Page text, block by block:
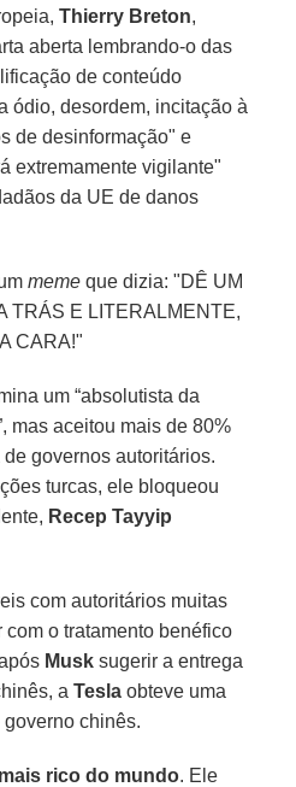
Thierry Breton,
aberta lembrando-o das
de conteúdo
ódio, desordem, incitação à
de desinformação" e
extremamente vigilante"
da UE de danos
meme que dizia: "DÊ UM
TRÁS E LITERALMENTE,
CARA!"
um “absolutista da
mas aceitou mais de 80%
governos autoritários.
turcas, ele bloqueou
Recep Tayyip
​​com autoritários muitas
o tratamento benéfico
Musk sugerir a entrega
aTesla obteve uma
chinês.
rico do mundo. Ele